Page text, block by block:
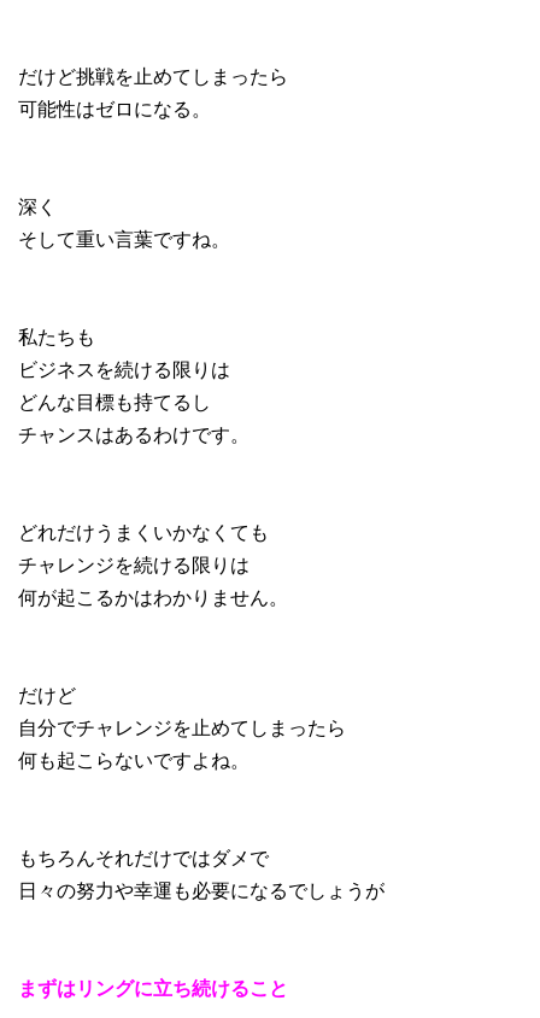
だけど挑戦を止めてしまったら
可能性はゼロになる。
深く
そして重い言葉ですね。
私たちも
ビジネスを続ける限りは
どんな目標も持てるし
チャンスはあるわけです。
どれだけうまくいかなくても
チャレンジを続ける限りは
何が起こるかはわかりません。
だけど
自分でチャレンジを止めてしまったら
何も起こらないですよね。
もちろんそれだけではダメで
日々の努力や幸運も必要になるでしょうが
まずはリングに立ち続けること